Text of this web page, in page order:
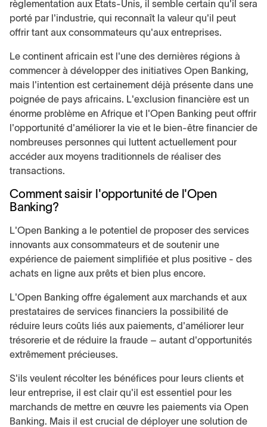
règlementation aux États-Unis, il semble certain qu'il sera
porté par l'industrie, qui reconnaît la valeur qu'il peut
offrir tant aux consommateurs qu'aux entreprises.
Le continent africain est l'une des dernières régions à
commencer à développer des initiatives Open Banking,
mais l'intention est certainement déjà présente dans une
poignée de pays africains. L'exclusion financière est un
énorme problème en Afrique et l'Open Banking peut offrir
l'opportunité d'améliorer la vie et le bien-être financier de
nombreuses personnes qui luttent actuellement pour
accéder aux moyens traditionnels de réaliser des
transactions.
Comment saisir l'opportunité de l'Open
Banking?
L'Open Banking a le potentiel de proposer des services
innovants aux consommateurs et de soutenir une
expérience de paiement simplifiée et plus positive - des
achats en ligne aux prêts et bien plus encore.
L'Open Banking offre également aux marchands et aux
prestataires de services financiers la possibilité de
réduire leurs coûts liés aux paiements, d'améliorer leur
trésorerie et de réduire la fraude – autant d'opportunités
extrêmement précieuses.
S'ils veulent récolter les bénéfices pour leurs clients et
leur entreprise, il est clair qu'il est essentiel pour les
marchands de mettre en œuvre les paiements via Open
Banking. Mais il est crucial de déployer une solution de